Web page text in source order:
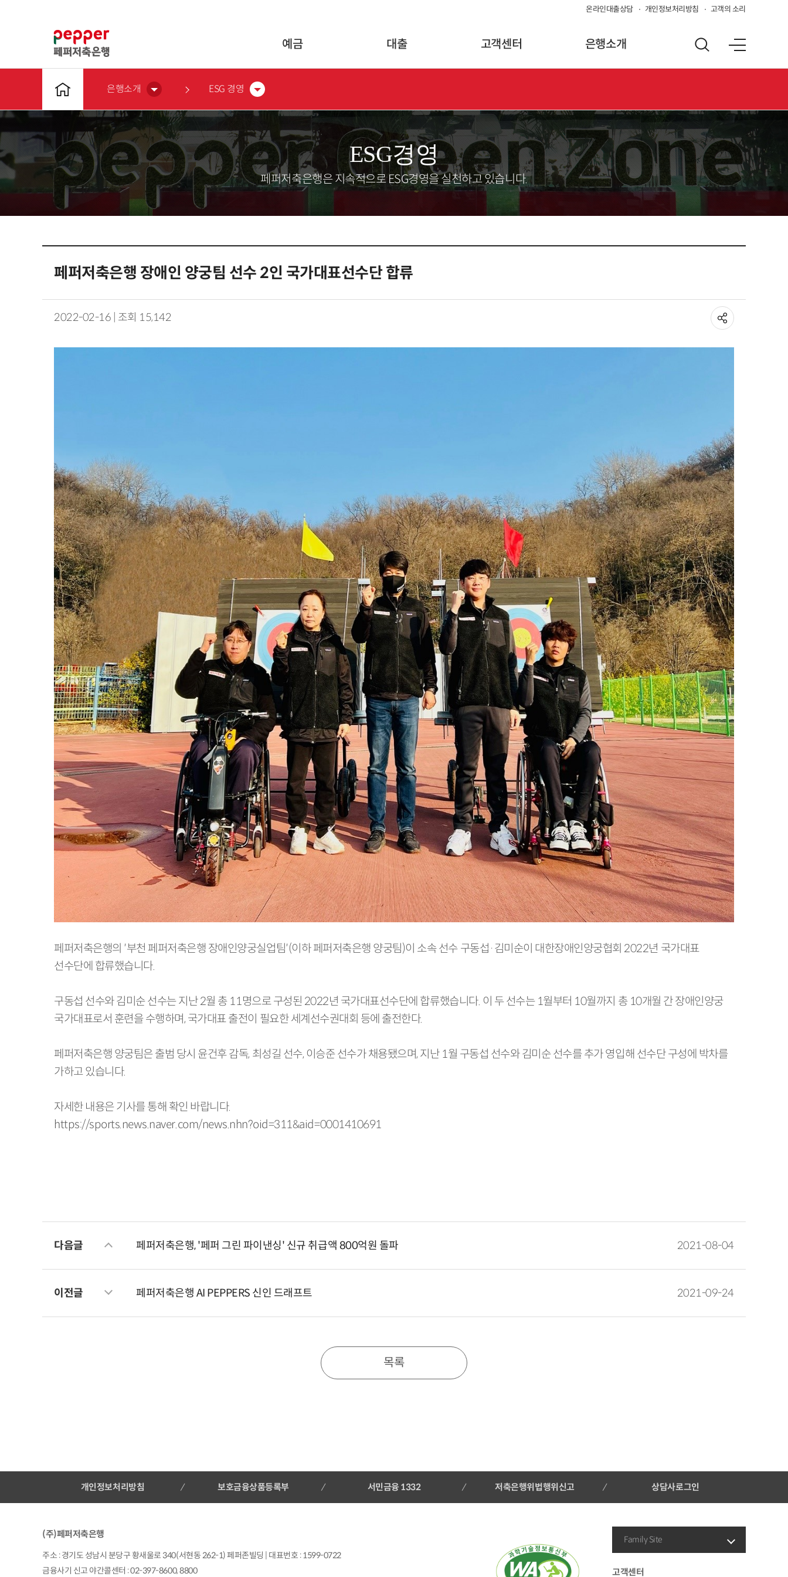
온라인대출상담 개인정보처리방침 고객의 소리
예금 대출 고객센터 은행소개
은행소개 ESG 경영
ESG경영
페퍼저축은행은 지속적으로 ESG경영을 실천하고 있습니다.
페퍼저축은행 장애인 양궁팀 선수 2인 국가대표선수단 합류
2022-02-16 | 조회 15,142
페퍼저축은행의 ′부천 페퍼저축은행 장애인양궁실업팀′(이하 페퍼저축은행 양궁팀)이 소속 선수 구동섭·김미순이 대한장애인양궁협회 2022년 국가대표
선수단에 합류했습니다.
구동섭 선수와 김미순 선수는 지난 2월 총 11명으로 구성된 2022년 국가대표선수단에 합류했습니다. 이 두 선수는 1월부터 10월까지 총 10개월 간 장애인양궁
국가대표로서 훈련을 수행하며, 국가대표 출전이 필요한 세계선수권대회 등에 출전한다.
페퍼저축은행 양궁팀은 출범 당시 윤건후 감독, 최성길 선수, 이승준 선수가 채용됐으며, 지난 1월 구동섭 선수와 김미순 선수를 추가 영입해 선수단 구성에 박차를
가하고 있습니다.
자세한 내용은 기사를 통해 확인 바랍니다.
https://sports.news.naver.com/news.nhn?oid=311&aid=0001410691
다음글 페퍼저축은행, '페퍼 그린 파이낸싱' 신규 취급액 800억원 돌파 2021-08-04
이전글 페퍼저축은행 AI PEPPERS 신인 드래프트 2021-09-24
목록
개인정보처리방침 보호금융상품등록부 서민금융 1332 저축은행위법행위신고 상담사로그인
(주)페퍼저축은행
주소 : 경기도 성남시 분당구 황새울로 340(서현동 262-1) 페퍼존빌딩 | 대표번호 : 1599-0722
금융사기 신고 야간콜센터 : 02-397-8600, 8800
Family Site
고객센터